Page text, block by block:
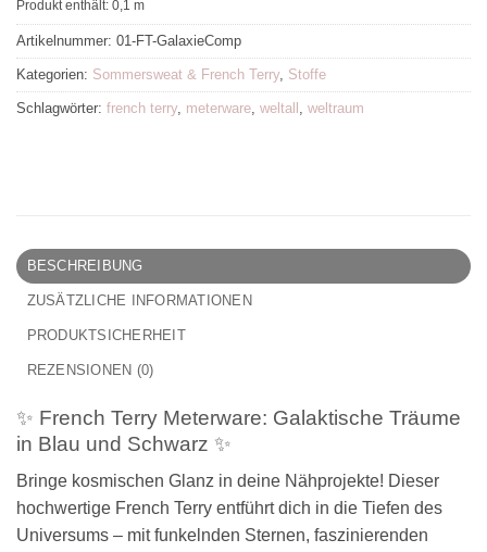
Produkt enthält: 0,1 m
Artikelnummer: 01-FT-GalaxieComp
Kategorien: Sommersweat & French Terry, Stoffe
Schlagwörter: french terry, meterware, weltall , weltraum
BESCHREIBUNG
ZUSÄTZLICHE INFORMATIONEN
PRODUKTSICHERHEIT
REZENSIONEN (0)
✨ French Terry Meterware: Galaktische Träume
in Blau und Schwarz ✨
Bringe kosmischen Glanz in deine Nähprojekte! Dieser
hochwertige French Terry entführt dich in die Tiefen des
Universums – mit funkelnden Sternen, faszinierenden